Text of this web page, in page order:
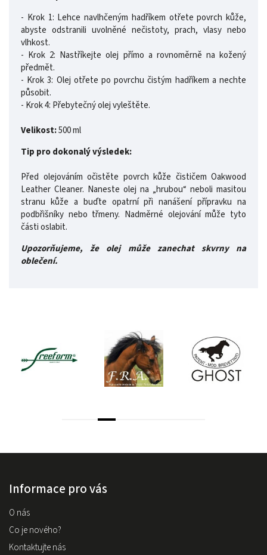
- Krok 1: Lehce navlhčeným hadříkem otřete povrch kůže,
abyste odstranili uvolněné nečistoty, prach, vlasy nebo
vlhkost.
- Krok 2: Nastříkejte olej přímo a rovnoměrně na kožený
předmět.
- Krok 3: Olej otřete po povrchu čistým hadříkem a nechte
působit.
- Krok 4: Přebytečný olej vyleštěte.
Velikost:500 ml
Tip pro dokonalý výsledek:
Před olejováním očistěte povrch kůže čističem Oakwood
Leather Cleaner. Naneste olej na „hrubou“ neboli masitou
stranu kůže a buďte opatrní při nanášení přípravku na
podbřišníky nebo třmeny. Nadměrné olejování může tyto
části oslabit.
Upozorňujeme, že olej může zanechat skvrny na
oblečení.
Informace pro vás
O nás
Co je nového?
Kontaktujte nás